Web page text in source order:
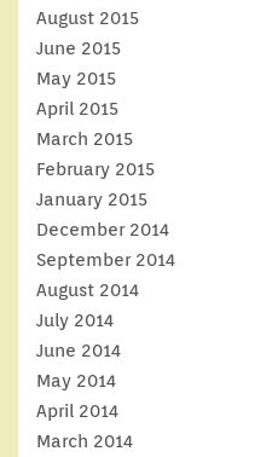
August 2015
June 2015
May 2015
April 2015
March 2015
February 2015
January 2015
December 2014
September 2014
August 2014
July 2014
June 2014
May 2014
April 2014
March 2014